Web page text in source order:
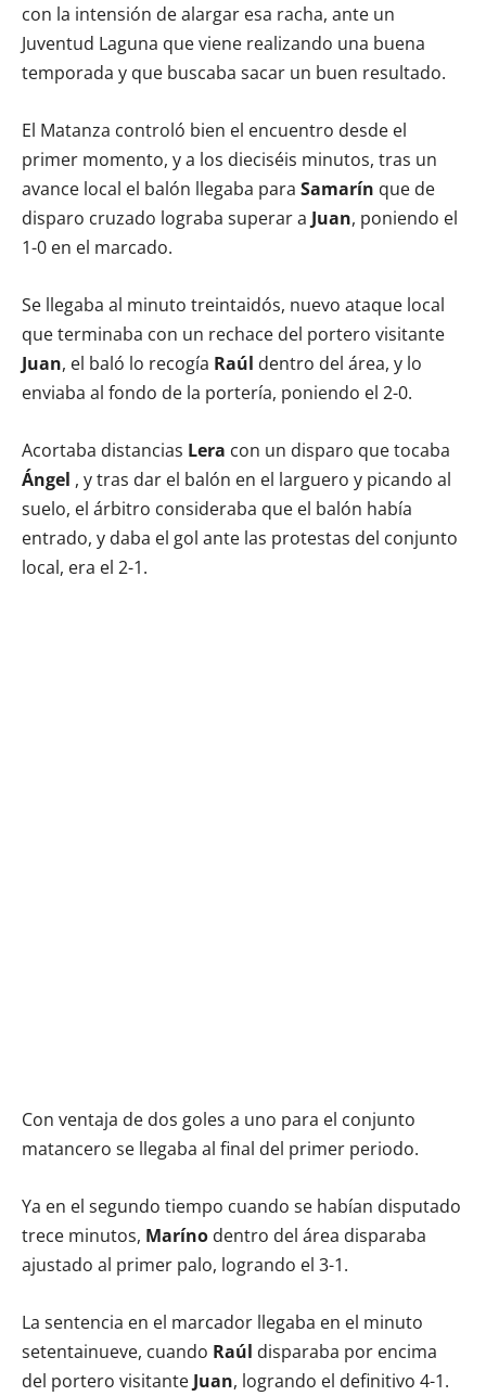
con la intensión de alargar esa racha, ante un
Juventud Laguna que viene realizando una buena
temporada y que buscaba sacar un buen resultado.
El Matanza controló bien el encuentro desde el
primer momento, y a los dieciséis minutos, tras un
avance local el balón llegaba para Samarín que de
disparo cruzado lograba superar a Juan, poniendo el
1-0 en el marcado.
Se llegaba al minuto treintaidós, nuevo ataque local
que terminaba con un rechace del portero visitante
Juan, el baló lo recogía Raúl dentro del área, y lo
enviaba al fondo de la portería, poniendo el 2-0.
Acortaba distancias Lera con un disparo que tocaba
Ángel , y tras dar el balón en el larguero y picando al
suelo, el árbitro consideraba que el balón había
entrado, y daba el gol ante las protestas del conjunto
local, era el 2-1.
Con ventaja de dos goles a uno para el conjunto
matancero se llegaba al final del primer periodo.
Ya en el segundo tiempo cuando se habían disputado
trece minutos, Maríno dentro del área disparaba
ajustado al primer palo, logrando el 3-1.
La sentencia en el marcador llegaba en el minuto
setentainueve, cuando Raúl disparaba por encima
del portero visitante Juan, logrando el definitivo 4-1.